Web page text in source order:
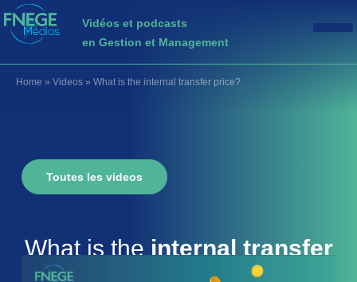
Vidéos et podcasts
en Gestion et Management
Home » Videos » What is the internal transfer price?
Toutes les videos
What is theinternal transfer